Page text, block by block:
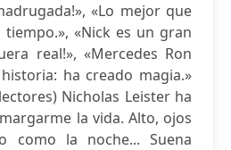
«Lo mejor que
«Nick es un gran
real!», «Mercedes Ron
ha creado magia.»
Nicholas Leister ha
la vida. Alto, ojos
como la noche... Suena